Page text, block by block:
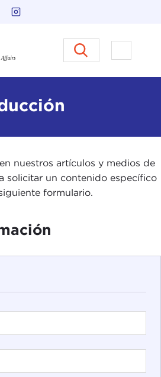
Carnegie Council sobre Ética
Abrir el
nuestros artículos y medios de
solicitar un contenido específico
formulario.